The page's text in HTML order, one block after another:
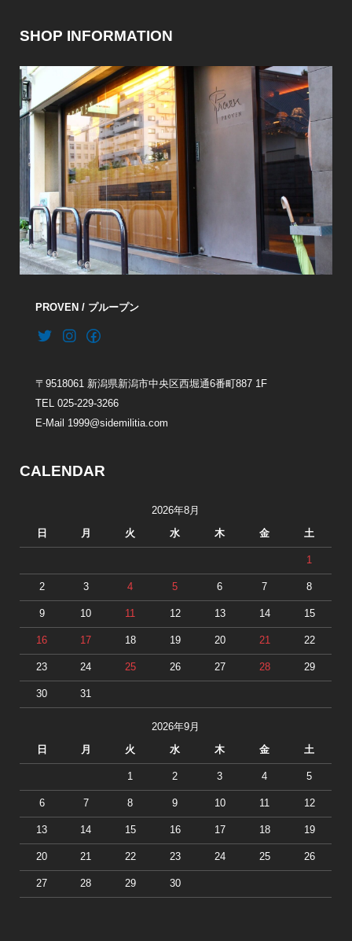
SHOP INFORMATION
PROVEN / プループン
〒9518061 新潟県新潟市中央区西堀通6番町887 1F
TEL 025-229-3266
E-Mail 1999@sidemilitia.com
CALENDAR
2026年8月
日 月 火 水 木 金 土
1
2 3 4 5 6 7 8
9 10 11 12 13 14 15
16 17 18 19 20 21 22
23 24 25 26 27 28 29
30 31
2026年9月
日 月 火 水 木 金 土
1 2 3 4 5
6 7 8 9 10 11 12
13 14 15 16 17 18 19
20 21 22 23 24 25 26
27 28 29 30